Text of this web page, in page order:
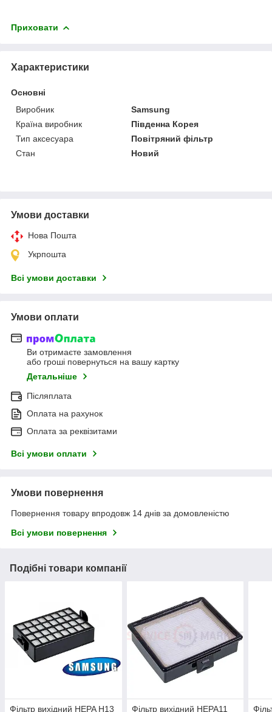
Приховати
Характеристики
Основні
Виробник
Samsung
Країна виробник
Південна Корея
Тип аксесуара
Повітряний фільтр
Стан
Новий
Умови доставки
Нова Пошта
Укрпошта
Всі умови доставки
Умови оплати
Ви отримаєте замовлення
або гроші повернуться на вашу картку
Детальніше
Післяплата
Оплата на рахунок
Оплата за реквізитами
Всі умови оплати
Умови повернення
Повернення товару впродовж 14 днів за домовленістю
Всі умови повернення
Подібні товари компанії
Фільтр вихідний HEPA H13 Фільтр вихідний HEPA11